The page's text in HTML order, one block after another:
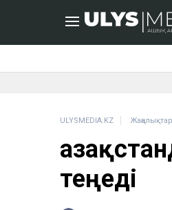
ULYSMEDIA.KZ Жаңалықтар
теңеді